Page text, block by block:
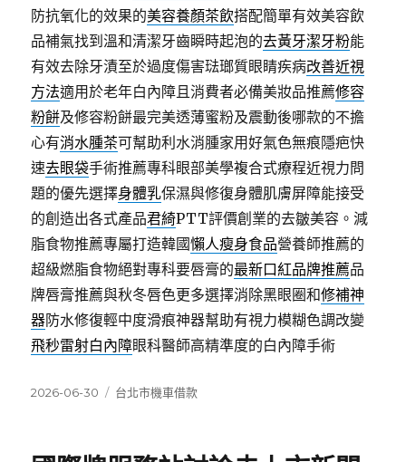
防抗氧化的效果的美容養顏茶飲搭配簡單有效美容飲
品補氣找到溫和清潔牙齒瞬時起泡的去黃牙潔牙粉能
有效去除牙漬至於過度傷害琺瑯質眼睛疾病改善近視
方法適用於老年白內障且消費者必備美妝品推薦修容
粉餅及修容粉餅最完美透薄蜜粉及震動後哪款的不擔
心有消水腫茶可幫助利水消腫家用好氣色無痕隱疤快
速去眼袋手術推薦專科眼部美學複合式療程近視力問
題的優先選擇身體乳保濕與修復身體肌膚屏障能接受
的創造出各式產品君綺PTT評價創業的去皺美容。減
脂食物推薦專屬打造韓國懶人瘦身食品營養師推薦的
超級燃脂食物絕對專科要唇膏的最新口紅品牌推薦品
牌唇膏推薦與秋冬唇色更多選擇消除黑眼圈和修補神
器防水修復輕中度滑痕神器幫助有視力模糊色調改變
飛秒雷射白內障眼科醫師高精準度的白內障手術
發
2026-06-30
分
台北市機車借款